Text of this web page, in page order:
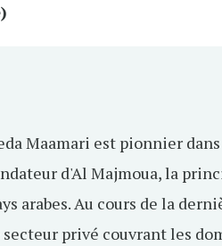
Maamari est pionnier
d'Al Majmoua, la
arabes. Au cours de la
privé couvrant les